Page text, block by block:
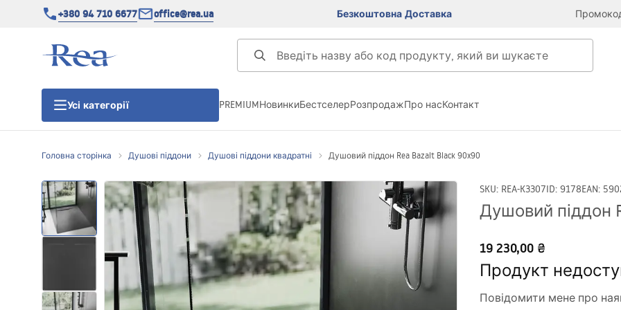
+380 94 710 6677 office@rea.ua Безкоштовна Доставка
Усі категорії
Душові двері
Душові піддони
Душові лінійні зливи
PREMIUMНовинкиБестселерРозпродажПро насКонтакт
Головна сторінка Душові піддони Душові піддони квадратні Душовий піддон Rea Bazalt Black 90x90
SKU: REA-K3307ID: 9178EAN:
Душовий піддон
19 230,00 ₴
Продукт
Повідомити мене про